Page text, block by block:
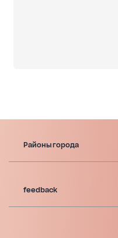
Районы города
feedback